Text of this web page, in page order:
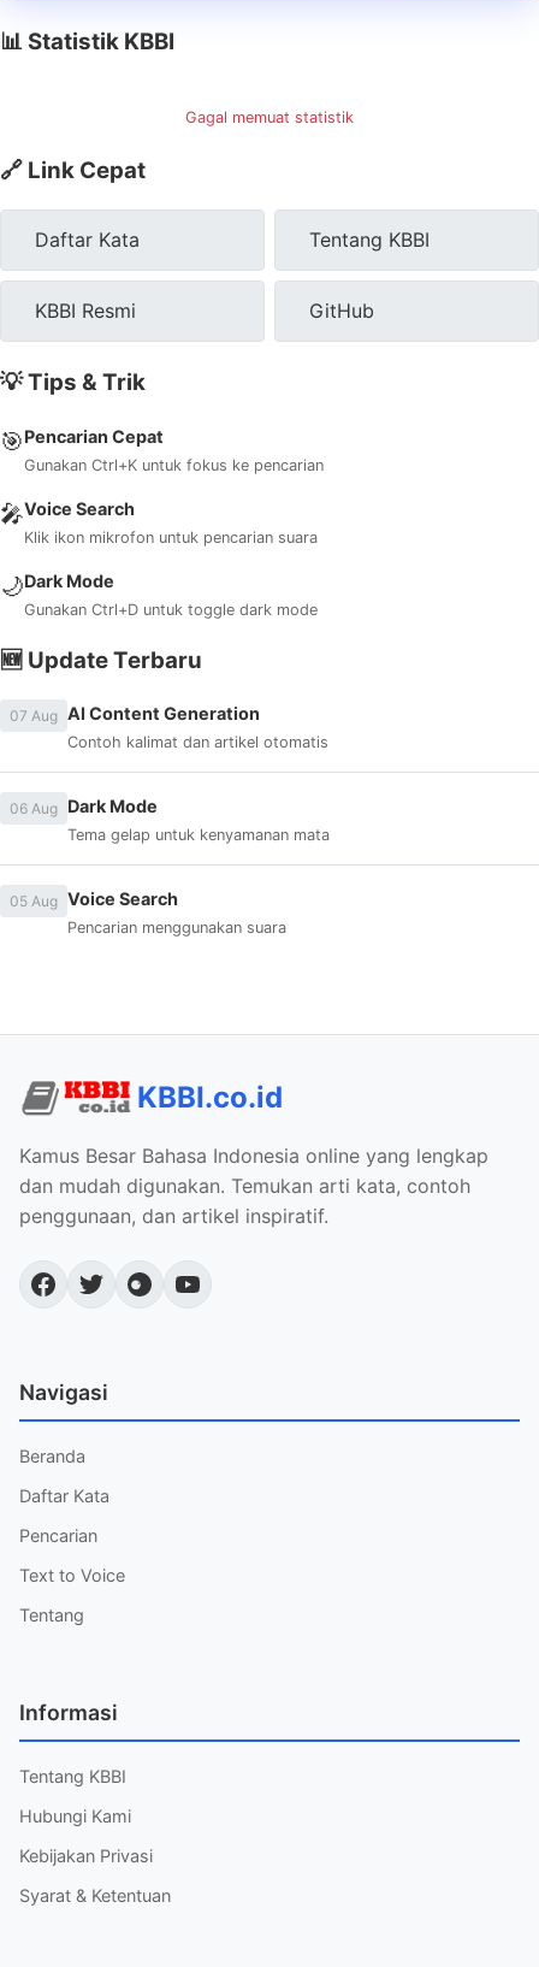
📊 Statistik KBBI
Gagal memuat statistik
🔗 Link Cepat
Daftar Kata Tentang KBBI
KBBI Resmi GitHub
💡 Tips & Trik
🎯Pencarian Cepat
Gunakan Ctrl+K untuk fokus ke pencarian
🎤Voice Search
Klik ikon mikrofon untuk pencarian suara
🌙Dark Mode
Gunakan Ctrl+D untuk toggle dark mode
🆕 Update Terbaru
07 Aug AI Content Generation
Contoh kalimat dan artikel otomatis
06 Aug Dark Mode
Tema gelap untuk kenyamanan mata
05 Aug Voice Search
Pencarian menggunakan suara
KBBI.co.id
Kamus Besar Bahasa Indonesia online yang lengkap
dan mudah digunakan. Temukan arti kata, contoh
penggunaan, dan artikel inspiratif.
Navigasi
Beranda
Daftar Kata
Pencarian
Text to Voice
Tentang
Informasi
Tentang KBBI
Hubungi Kami
Kebijakan Privasi
Syarat & Ketentuan